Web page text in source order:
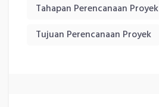
Tahapan Perencanaan Proyek
Tujuan Perencanaan Proyek